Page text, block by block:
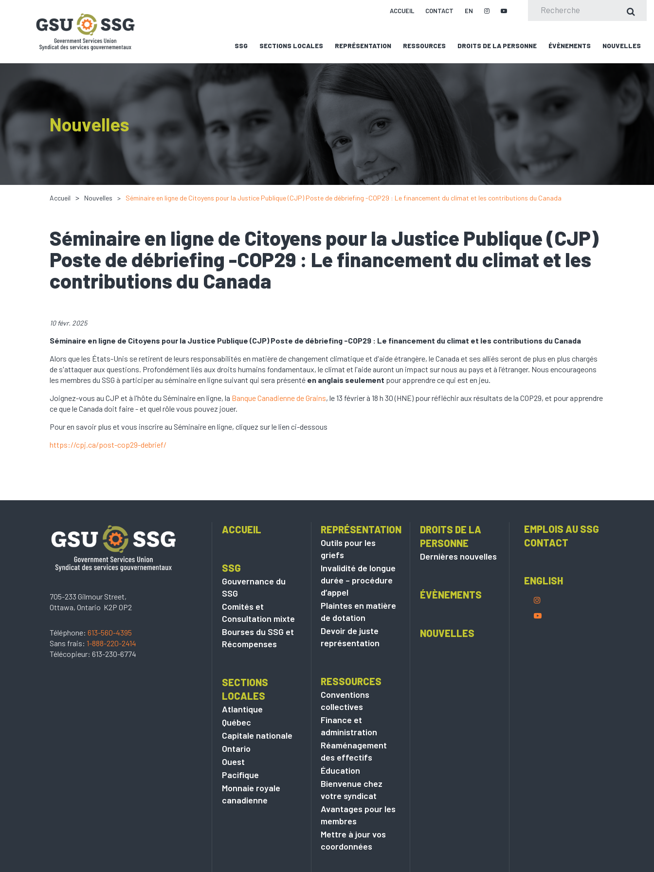
ACCUEIL CONTACT EN
SSG SECTIONS LOCALES REPRÉSENTATION RESSOURCES DROITS DE LA PERSONNE ÉVÈNEMENTS NOUVELLES
Nouvelles
Accueil Nouvelles Séminaire en ligne de Citoyens pour la Justice Publique (CJP) Poste de débriefing -COP29 : Le financement du climat et les contributions du Canada
Séminaire en ligne de Citoyens pour la Justice Publique (CJP)
Poste de débriefing -COP29 : Le financement du climat et les
contributions du Canada
10 févr. 2025
Séminaire en ligne de Citoyens pour la Justice Publique (CJP) Poste de débriefing -COP29 : Le financement du climat et les contributions du Canada
Alors que les États-Unis se retirent de leurs responsabilités en matière de changement climatique et d'aide étrangère, le Canada et ses alliés seront de plus en plus chargés
de s'attaquer aux questions. Profondément liés aux droits humains fondamentaux, le climat et l'aide auront un impact sur nous au pays et à l'étranger. Nous encourageons
les membres du SSG à participer au séminaire en ligne suivant qui sera présenté en anglais seulement pour apprendre ce qui est en jeu.
Joignez-vous au CJP et à l'hôte du Séminaire en ligne, la Banque Canadienne de Grains, le 13 février à 18 h 30 (HNE) pour réfléchir aux résultats de la COP29, et pour apprendre
ce que le Canada doit faire - et quel rôle vous pouvez jouer.
Pour en savoir plus et vous inscrire au Séminaire en ligne, cliquez sur le lien ci-dessous
https://cpj.ca/post-cop29-debrief/
705-233 Gilmour Street,
Ottawa, Ontario K2P 0P2
Téléphone: 613-560-4395
Sans frais: 1-888-220-2414
Télécopieur: 613-230-6774
ACCUEIL
SSG
Gouvernance du
SSG
Comités et
Consultation mixte
Bourses du SSG et
Récompenses
SECTIONS
LOCALES
Atlantique
Québec
Capitale nationale
Ontario
Ouest
Pacifique
Monnaie royale
canadienne
REPRÉSENTATION
Outils pour les
griefs
Invalidité de longue
durée – procédure
d’appel
Plaintes en matière
de dotation
Devoir de juste
représentation
RESSOURCES
Conventions
collectives
Finance et
administration
Réaménagement
des effectifs
Éducation
Bienvenue chez
votre syndicat
Avantages pour les
membres
Mettre à jour vos
coordonnées
DROITS DE LA
PERSONNE
Dernières nouvelles
ÉVÈNEMENTS
NOUVELLES
EMPLOIS AU SSG
CONTACT
ENGLISH